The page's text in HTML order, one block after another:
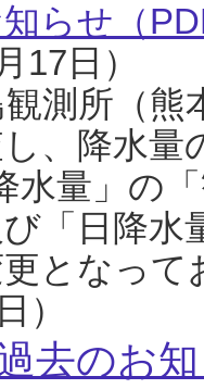
らせ（
17日）
測所（熊
、降水
水量」の
「日降
となっ
）
去のお